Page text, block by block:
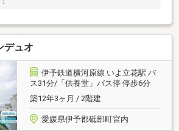
デュオ
伊予鉄道横河原線 いよ立花駅 バ
ス31分/「供養堂」バス停 停歩6分
築12年3ヶ月 / 2階建
愛媛県伊予郡砥部町宮内